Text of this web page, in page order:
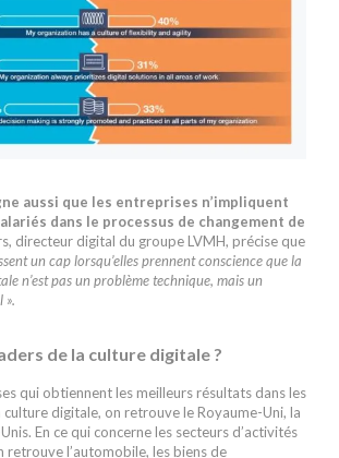
aussi que les entreprises n’impliquent
dans le processus de changement de
directeur digital du groupe LVMH, précise que
un cap lorsqu’elles prennent conscience que la
n’est pas un problème technique, mais un
».
de la culture digitale ?
qui obtiennent les meilleurs résultats dans les
culture digitale, on retrouve le Royaume-Uni, la
En ce qui concerne les secteurs d’activités
retrouve l’automobile, les biens de